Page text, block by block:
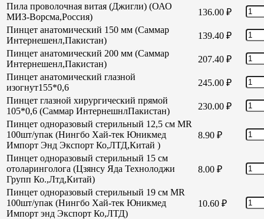
Пила проволочная витая (Джигли) (ОАО
МИЗ-Ворсма,Россия)
136.00 ₽
Пинцет анатомический 150 мм (Саммар
Интернешенл,Пакистан)
139.40 ₽
Пинцет анатомический 200 мм (Саммар
Интернешенл,Пакистан)
207.40 ₽
Пинцет анатомический глазной
изогнут155*0,6
245.00 ₽
Пинцет глазной хирургический прямой
105*0,6 (Саммар ИнтернешнлПакистан)
230.00 ₽
Пинцет одноразовый стерильный 12,5 см MR
100шт/упак (Нингбо Хай-тек Юникмед
Импорт Энд Экспорт Ко,ЛТД,Китай )
8.90 ₽
Пинцет одноразовый стерильный 15 см
отоларинголога (Цзянсу Яда Технолоджи
Групп Ко.,Лтд,Китай)
8.00 ₽
Пинцет одноразовый стерильный 19 см MR
100шт/упак (Нингбо Хай-тек Юникмед
Импорт энд Экспорт Ко,ЛТД)
10.60 ₽